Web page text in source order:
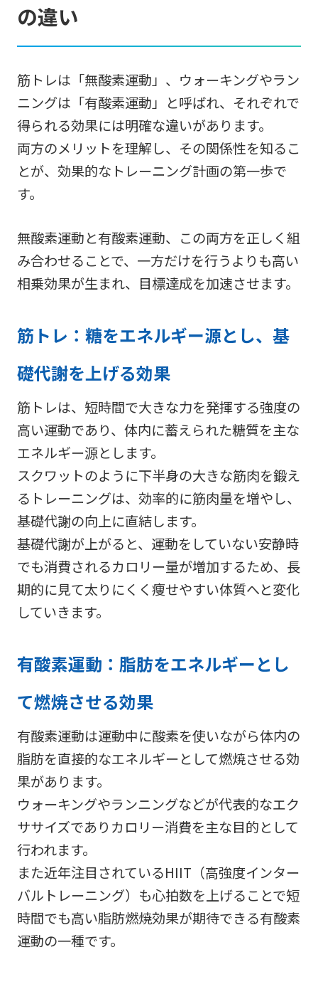
の違い
筋トレは「無酸素運動」、ウォーキングやラン
ニングは「有酸素運動」と呼ばれ、それぞれで
得られる効果には明確な違いがあります。
両方のメリットを理解し、その関係性を知るこ
とが、効果的なトレーニング計画の第一歩で
す。
無酸素運動と有酸素運動、この両方を正しく組
み合わせることで、一方だけを行うよりも高い
相乗効果が生まれ、目標達成を加速させます。
筋トレ：糖をエネルギー源とし、基
礎代謝を上げる効果
筋トレは、短時間で大きな力を発揮する強度の
高い運動であり、体内に蓄えられた糖質を主な
エネルギー源とします。
スクワットのように下半身の大きな筋肉を鍛え
るトレーニングは、効率的に筋肉量を増やし、
基礎代謝の向上に直結します。
基礎代謝が上がると、運動をしていない安静時
でも消費されるカロリー量が増加するため、長
期的に見て太りにくく痩せやすい体質へと変化
していきます。
有酸素運動：脂肪をエネルギーとし
て燃焼させる効果
有酸素運動は運動中に酸素を使いながら体内の
脂肪を直接的なエネルギーとして燃焼させる効
果があります。
ウォーキングやランニングなどが代表的なエク
ササイズでありカロリー消費を主な目的として
行われます。
また近年注目されているHIIT（高強度インター
バルトレーニング）も心拍数を上げることで短
時間でも高い脂肪燃焼効果が期待できる有酸素
運動の一種です。